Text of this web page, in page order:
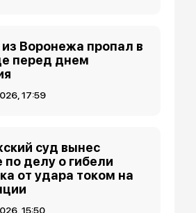
Воронежа пропал в
перед днем
17:59
суд вынес
делу о гибели
от удара током на
15:50